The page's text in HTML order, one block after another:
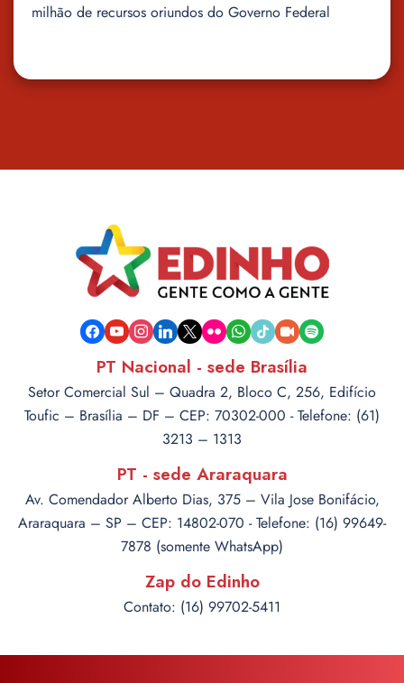
milhão de recursos oriundos do Governo Federal
facebook
youtubeinstagram
linkedin
x flickrwhatsapp
tiktokvideo-spotify
PT Nacional - sede Brasília
Setor Comercial Sul – Quadra 2, Bloco C, 256, Edifício
Toufic – Brasília – DF – CEP: 70302-000 - Telefone: (61)
3213 – 1313
PT - sede Araraquara
Av. Comendador Alberto Dias, 375 – Vila Jose Bonifácio,
Araraquara – SP – CEP: 14802-070 - Telefone: (16) 99649-
7878 (somente WhatsApp)
Zap do Edinho
Contato: (16) 99702-5411